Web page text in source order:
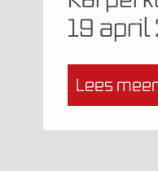
19 april
Lees meer